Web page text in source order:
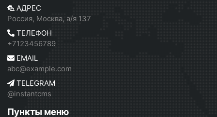
АДРЕС
Россия, Москва, а/я 137
ТЕЛЕФОН
+7123456789
EMAIL
abc@example.com
TELEGRAM
@instantcms
Пункты меню